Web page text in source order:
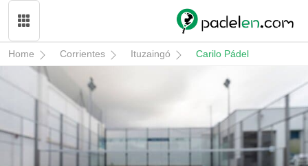
Home Corrientes Ituzaingó Carilo Pádel